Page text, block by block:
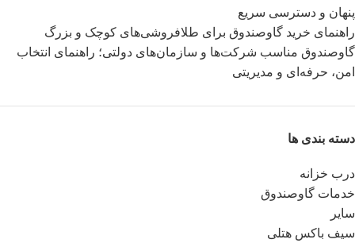
پنهان و دسترسی سریع
راهنمای خرید گاوصندوق برای طلافروشی‌های کوچک و بزرگ
گاوصندوق مناسب شرکت‌ها و سازمان‌های دولتی؛ راهنمای انتخاب
امن، حرفه‌ای و مدیریتی
دسته بندی ها
درب خزانه
خدمات گاوصندوق
سایر
سیف باکس هتلی